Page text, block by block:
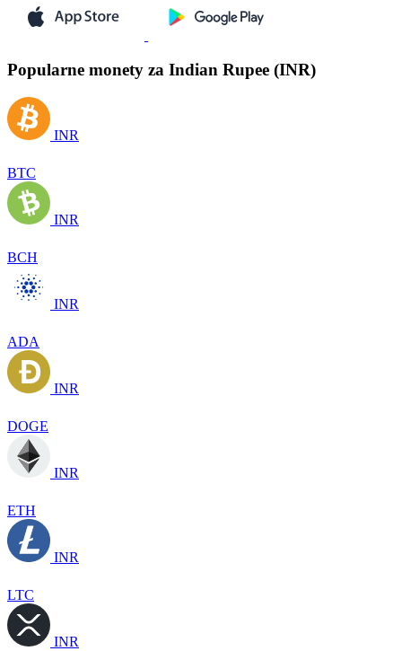
Popularne monety za Indian Rupee (INR)
INR
BTC
INR
BCH
INR
ADA
INR
DOGE
INR
ETH
INR
LTC
INR